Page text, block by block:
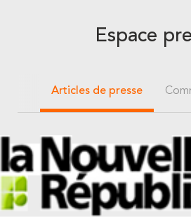
Espace
Articles de presse